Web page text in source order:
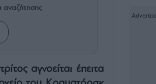
αναζήτησης
αγνοείται έπειτα